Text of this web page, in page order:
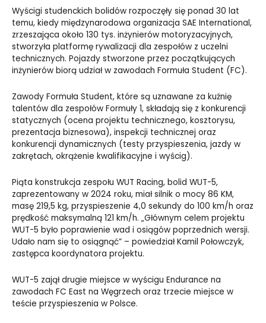
Wyścigi studenckich bolidów rozpoczęły się ponad 30 lat
temu, kiedy międzynarodowa organizacja SAE International,
zrzeszająca około 130 tys. inżynierów motoryzacyjnych,
stworzyła platformę rywalizacji dla zespołów z uczelni
technicznych. Pojazdy stworzone przez początkujących
inżynierów biorą udział w zawodach Formuła Student (FC).
Zawody Formuła Student, które są uznawane za kuźnię
talentów dla zespołów Formuły 1, składają się z konkurencji
statycznych (ocena projektu technicznego, kosztorysu,
prezentacja biznesowa), inspekcji technicznej oraz
konkurencji dynamicznych (testy przyspieszenia, jazdy w
zakrętach, okrążenie kwalifikacyjne i wyścig).
Piąta konstrukcja zespołu WUT Racing, bolid WUT-5,
zaprezentowany w 2024 roku, miał silnik o mocy 86 KM,
masę 219,5 kg, przyspieszenie 4,0 sekundy do 100 km/h oraz
prędkość maksymalną 121 km/h. „Głównym celem projektu
WUT-5 było poprawienie wad i osiągów poprzednich wersji.
Udało nam się to osiągnąć” – powiedział Kamil Połowczyk,
zastępca koordynatora projektu.
WUT-5 zajął drugie miejsce w wyścigu Endurance na
zawodach FC East na Węgrzech oraz trzecie miejsce w
teście przyspieszenia w Polsce.